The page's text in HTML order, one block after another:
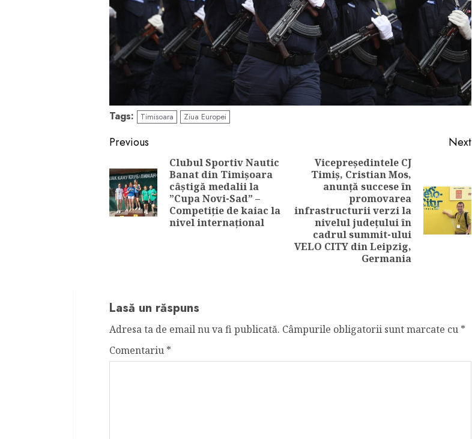
Tags: Timisoara Ziua Europei
Continue
Reading
Previous
Previous
post:
Clubul Sportiv Nautic
Banat din Timișoara
câștigă medalii la
”Cupa Novi-Sad” –
Competiție de kaiac la
nivel internațional
Next
Next
post:
Vicepreședintele CJ
Timiș, Cristian Mos,
anunță succese în
promovarea
infrastructurii verzi la
nivelul județului în
cadrul summit-ului
VELO CITY din Leipzig,
Germania
Lasă un răspuns
Adresa ta de email nu va fi publicată. Câmpurile obligatorii sunt marcate cu *
Comentariu *